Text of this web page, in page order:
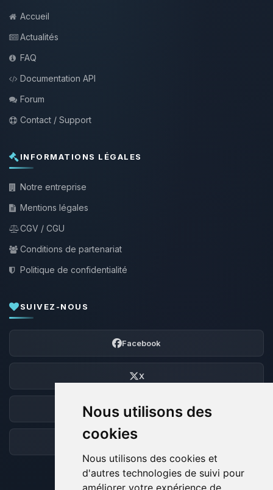
Nous utilisons des
cookies
Nous utilisons des cookies et
d'autres technologies de suivi pour
améliorer votre expérience de
Accueil
Actualités
FAQ
Documentation API
Forum
Contact / Support
INFORMATIONS LÉGALES
Notre entreprise
Mentions légales
CGV / CGU
Conditions de partenariat
Politique de confidentialité
SUIVEZ-NOUS
Facebook
X
Discord
Forum